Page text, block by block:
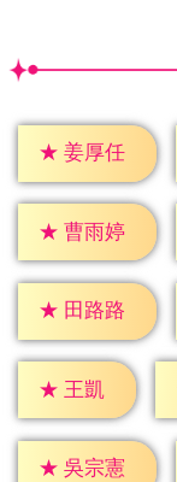
★ 姜厚任
★ 曹雨婷
★ 田路路
★ 王凱
★ 吳宗憲